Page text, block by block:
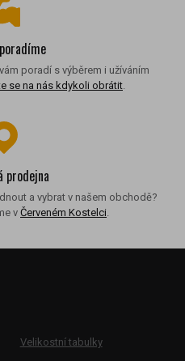
poradí s výběrem i užíváním
se na nás kdykoli obrátit.
prodejna
a vybrat v našem obchodě?
v Červeném Kostelci.
Velikostní tabulky